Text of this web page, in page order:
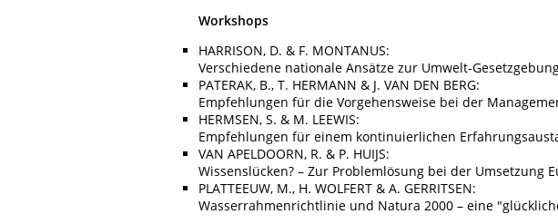
Workshops
HARRISON, D. & F. MONTANUS:
Verschiedene nationale Ansätze zur Umwelt-
PATERAK, B., T. HERMANN & J. VAN DEN BERG:
Empfehlungen für die Vorgehensweise bei der
HERMSEN, S. & M. LEEWIS:
Empfehlungen für einem kontinuierlichen
VAN APELDOORN, R. & P. HUIJS:
Wissenslücken? – Zur Problemlösung bei der Umsetzung
PLATTEEUW, M., H. WOLFERT & A. GERRITSEN:
Wasserrahmenrichtlinie und Natura 2000 – eine